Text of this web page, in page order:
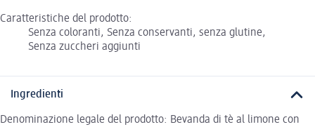
Caratteristiche del prodotto:
Senza coloranti, Senza conservanti, senza glutine,
Senza zuccheri aggiunti
Ingredienti
Denominazione legale del prodotto: Bevanda di tè al limone con